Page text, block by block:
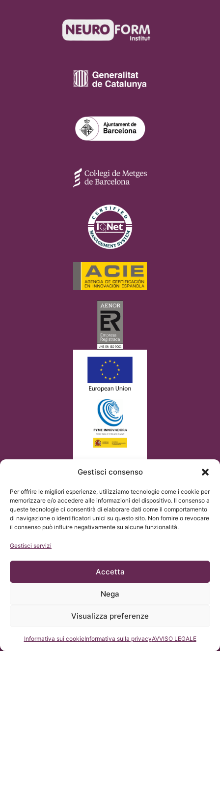
Gestisci consenso
Per offrire le migliori esperienze, utilizziamo tecnologie come i cookie per
memorizzare e/o accedere alle informazioni del dispositivo. Il consenso a
queste tecnologie ci consentirà di elaborare dati come il comportamento
di navigazione o identificatori unici su questo sito. Non fornire o revocare
il consenso può influire negativamente su alcune funzionalità.
Gestisci servizi
Accetta
Nega
Visualizza preferenze
Informativa sui cookieInformativa sulla privacyAVVISO LEGALE
© Copyright Institut Chiari 2025
(GDPR).
Il contenuto di questo sito web è una traduzione non ufficiale
il proposito di facilitare la comprensione a chiunque acceda al
Consultateci